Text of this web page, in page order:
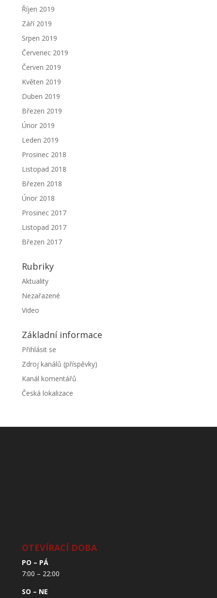
Říjen 2019
Září 2019
Srpen 2019
Červenec 2019
Červen 2019
Květen 2019
Duben 2019
Březen 2019
Únor 2019
Leden 2019
Prosinec 2018
Listopad 2018
Březen 2018
Únor 2018
Prosinec 2017
Listopad 2017
Březen 2017
Rubriky
Aktuality
Nezařazené
Video
Základní informace
Přihlásit se
Zdroj kanálů (příspěvky)
Kanál komentářů
Česká lokalizace
OTEVÍRACÍ DOBA
PO – PÁ
7:00 – 22:00
SO – NE